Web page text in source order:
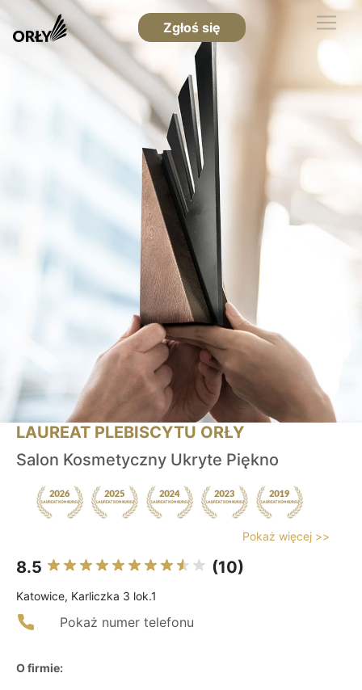
Zgłoś się
LAUREAT PLEBISCYTU ORŁY
Salon Kosmetyczny Ukryte Piękno
Pokaż więcej >>
8.5 (10)
Katowice, Karliczka 3 lok.1
Pokaż numer telefonu
O firmie: